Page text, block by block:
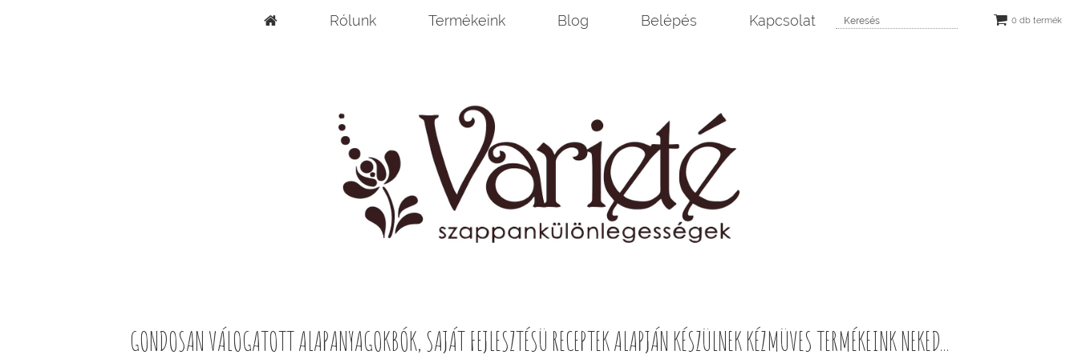
Rólunk Termékeink Blog Belépés Kapcsolat 0 db termék
GONDOSAN VÁLOGATOTT ALAPANYAGOKBÓK, SAJÁT FEJLESZTÉSÜ RECEPTEK ALAPJÁN KÉSZÜLNEK KÉZMÜVES TERMÉKEINK NEKED...